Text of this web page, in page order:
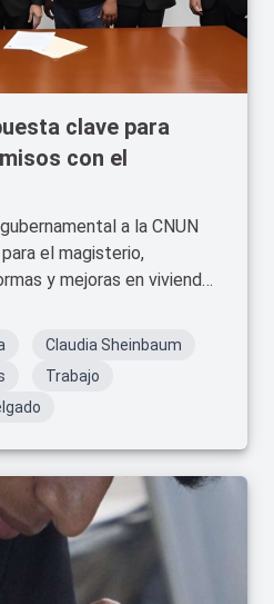
clave para
con el
a la CNUN
el magisterio,
y mejoras en vivienda
Claudia Sheinbaum
Trabajo